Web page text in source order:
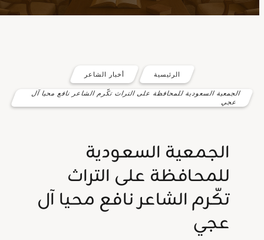
تخطى
الرئيسية أخبار الشاعر
الجمعية السعودية للمحافظة على التراث تكّرم الشاعر نافع محيا آل
عجي
الجمعية السعودية
للمحافظة على التراث
تكّرم الشاعر نافع محيا آل
عجي